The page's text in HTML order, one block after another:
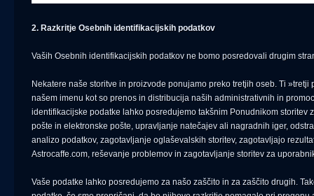
2. Razkritje Osebnih identifikacijskih podatkov
Vaših Osebnih identifikacijskih podatkov ne bomo posredovali drugim
Nekatere naše storitve in proizvode ponujamo preko tretjih oseb. Ti
našem imenu kot so prenos in distribucija naših administrativnih in
identifikacijske podatke lahko posredujemo takšnim Ponudnikom
pošte in elektronske pošte, upravljanje natečajev ali nagradnih iger,
analizo podatkov, zagotavljanje oglaševalskih storitev, zagotavljajo
Astrocaffe.com, reševanje problemov in zagotavljanje storitev za
Vaše podatke lahko posredujemo za našo zaščito in za zaščito drugih.